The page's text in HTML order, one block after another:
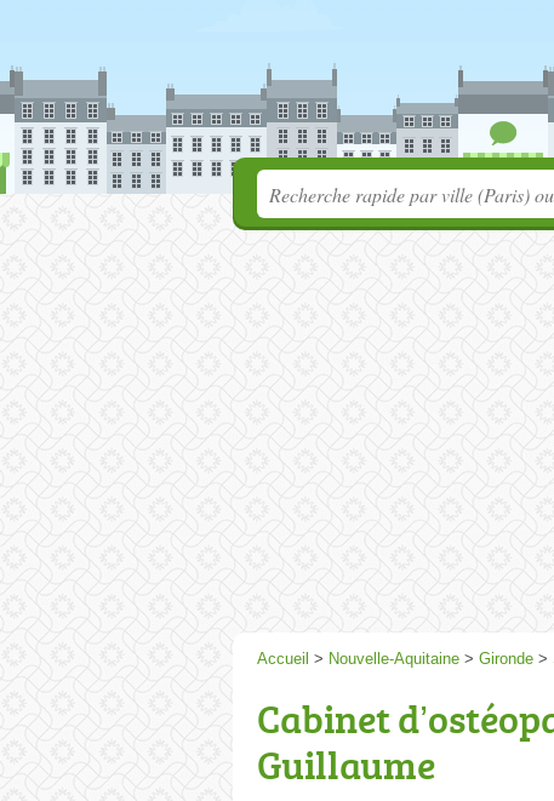
Accueil > Nouvelle-Aquitaine > Gironde >
Cabinet
Guillaume